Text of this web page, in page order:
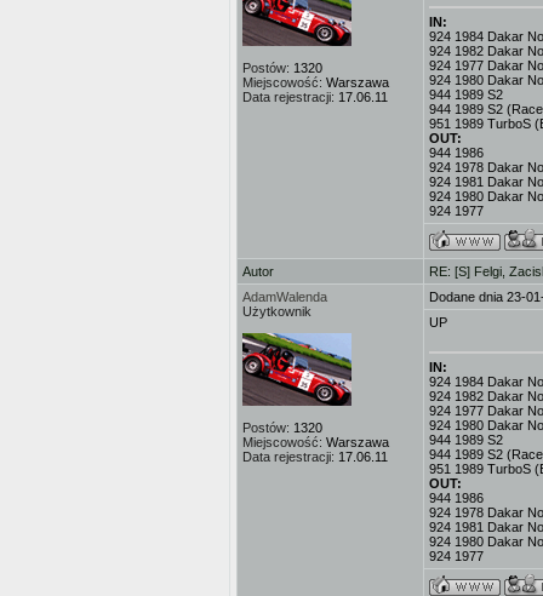
Postów: 1320
Miejscowość: Warszawa
Data rejestracji: 17.06.11
IN:
924 1984 Dakar
924 1982 Dakar
924 1977 Dakar
924 1980 Dakar
944 1989 S2
944 1989 S2
951 1989 TurboS
OUT:
944 1986
924 1978 Dakar
924 1981 Dakar
924 1980 Dakar
924 1977
Autor
RE: [S] Felgi,
AdamWalenda
Użytkownik
Postów: 1320
Miejscowość: Warszawa
Data rejestracji: 17.06.11
Dodane dnia 23-
UP
IN:
924 1984 Dakar
924 1982 Dakar
924 1977 Dakar
924 1980 Dakar
944 1989 S2
944 1989 S2
951 1989 TurboS
OUT:
944 1986
924 1978 Dakar
924 1981 Dakar
924 1980 Dakar
924 1977